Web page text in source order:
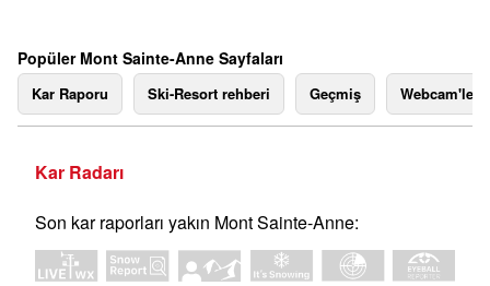
Popüler Mont Sainte-Anne Sayfaları
Kar Raporu Ski-Resort rehberi Geçmiş Webcam'ler
Kar Radarı
Son kar raporları yakın Mont Sainte-Anne: